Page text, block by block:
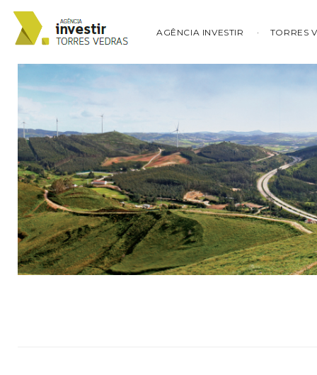
AGÊNCIA INVESTIR TORRES